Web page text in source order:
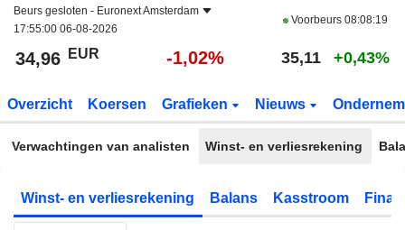
Beurs gesloten - Euronext Amsterdam
17:55:00 06-08-2026
Voorbeurs 08:08:19
34,96 EUR -1,02% 35,11 +0,43%
Overzicht Koersen Grafieken Nieuws
Verwachtingen van analisten Winst- en verliesrekening
Winst- en verliesrekening Balans Kasstroom